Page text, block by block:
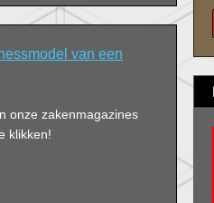
van een
onze zakenmagazines
klikken!